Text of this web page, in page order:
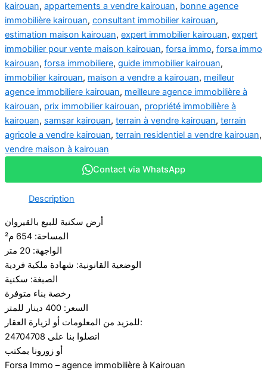
kairouan, appartements a vendre kairouan, bonne agence
immobilière kairouan, consultant immobilier kairouan,
estimation maison kairouan, expert immobilier kairouan, expert
immobilier pour vente maison kairouan, forsa immo, forsa immo
kairouan, forsa immobiliere, guide immobilier kairouan,
immobilier kairouan, maison a vendre a kairouan, meilleur
agence immobiliere kairouan, meilleure agence immobilière à
kairouan, prix immobilier kairouan, propriété immobilière à
kairouan, samsar kairouan, terrain à vendre kairouan, terrain
agricole a vendre kairouan, terrain residentiel a vendre kairouan,
vendre maison à kairouan
Contact via WhatsApp
Description
أرض سكنية للبيع بالقيروان
المساحة: 654 م²
الواجهة: 20 متر
الوضعية القانونية: شهادة ملكية فردية
الصبغة: سكنية
رخصة بناء متوفرة
السعر: 400 دينار للمتر
للمزيد من المعلومات أو لزيارة العقار:
اتصلوا بنا على 24704708
أو زورونا بمكتب
Forsa Immo – agence immobilière à Kairouan